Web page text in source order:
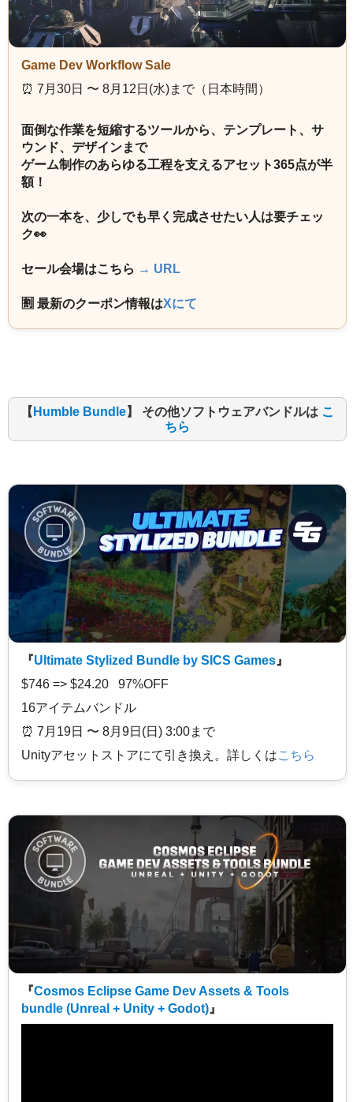
Game Dev Workflow Sale
⏰️ 7月30日 〜 8月12日(水)まで（日本時間）
面倒な作業を短縮するツールから、テンプレート、サ
ウンド、デザインまで
ゲーム制作のあらゆる工程を支えるアセット365点が半
額！
次の一本を、少しでも早く完成させたい人は要チェッ
ク👀
セール会場はこちら → URL
🈹 最新のクーポン情報はXにて
【 Humble Bundle】 その他ソフトウェアバンドルは こ
ちら
『Ultimate Stylized Bundle by SICS Games 』
$746 => $24.20 97%OFF
16アイテムバンドル
⏰️ 7月19日 〜 8月9日(日) 3:00まで
Unityアセットストアにて引き換え。詳しくはこちら
『Cosmos Eclipse Game Dev Assets & Tools
bundle (Unreal + Unity + Godot) 』